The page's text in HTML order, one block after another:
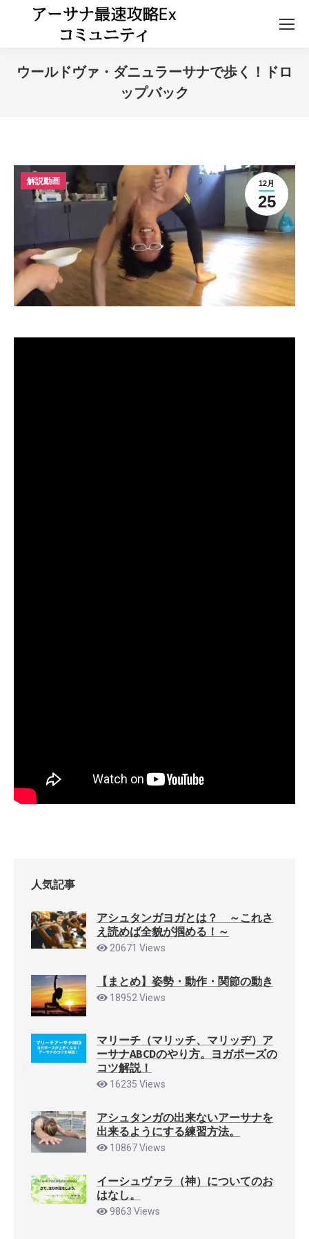
ウールドヴァ・ダニュラーサナで歩く！ドロ
ップバック
12月
25
解説動画
人気記事
アシュタンガヨガとは？ ～これさ
え読めば全貌が掴める！～
20671 Views
【まとめ】姿勢・動作・関節の動き
18952 Views
マリーチ（マリッチ、マリッヂ）ア
ーサナABCDのやり方。ヨガポーズの
コツ解説！
16235 Views
アシュタンガの出来ないアーサナを
出来るようにする練習方法。
10867 Views
イーシュヴァラ（神）についてのお
はなし。
9863 Views